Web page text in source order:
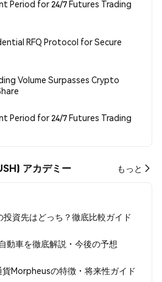
Period for 24/7 Futures Trading
RFQ Protocol for Secure
Volume Surpasses Crypto
Period for 24/7 Futures Trading
アカデミー もっと
投資先はどっち？徹底比較ガイド
動車を徹底解説・今後の予想
Morpheusの特徴・将来性ガイド